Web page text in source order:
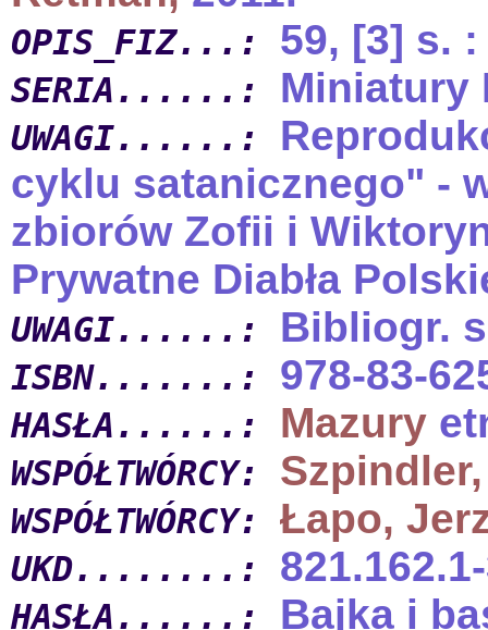
OPIS_FIZ...: 59, [3] s.
SERIA......: Miniatury
UWAGI......:
cyklu satanicznego" -
zbiorów Zofii i
Prywatne Diabła
UWAGI......: Bibliogr.
ISBN.......: 978-83-
HASŁA......: Mazury
WSPÓŁTWÓRCY:
WSPÓŁTWÓRCY: Łapo,
UKD........:
HASŁA......: Bajka i